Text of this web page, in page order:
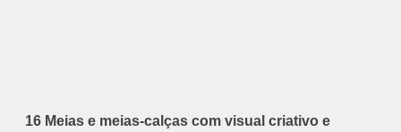
16 Meias e meias-calças com visual criativo e